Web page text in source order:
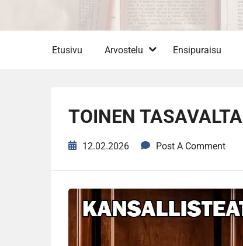
Etusivu Arvostelu Ensipuraisu
TOINEN TASAVALTA
12.02.2026 Post A Comment